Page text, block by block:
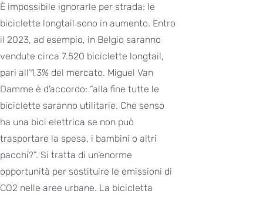
È impossibile ignorarle per strada: le
biciclette longtail sono in aumento. Entro
il 2023, ad esempio, in Belgio saranno
vendute circa 7.520 biciclette longtail,
pari all’1,3% del mercato. Miguel Van
Damme è d’accordo: “alla fine tutte le
biciclette saranno utilitarie. Che senso
ha una bici elettrica se non può
trasportare la spesa, i bambini o altri
pacchi?”. Si tratta di un’enorme
opportunità per sostituire le emissioni di
CO2 nelle aree urbane. La bicicletta